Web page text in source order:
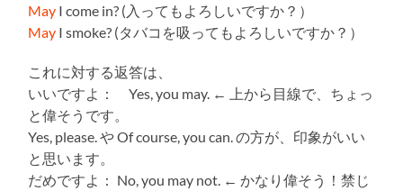
May I come in? (入ってもよろしいですか？）
May I smoke? (タバコを吸ってもよろしいですか？）
これに対する返答は、
いいですよ： Yes, you may. ← 上から目線で、ちょっ
と偉そうです。
Yes, please. や Of course, you can. の方が、印象がいい
と思います。
だめですよ： No, you may not. ← かなり偉そう！禁じ